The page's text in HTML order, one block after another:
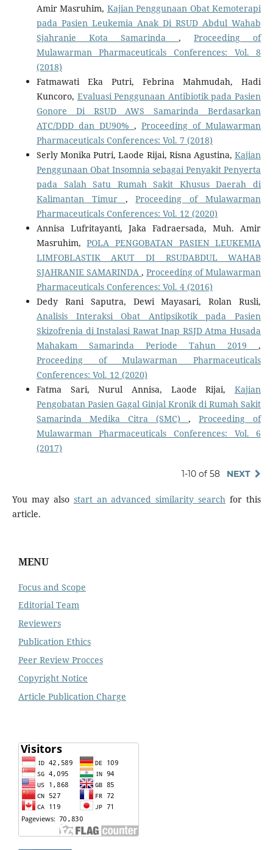
Amir Masruhim, Kajian Penggunaan Obat Kemoterapi
pada Pasien Leukemia Anak Di RSUD Abdul Wahab
Sjahranie Kota Samarinda,Proceeding of
Mulawarman Pharmaceuticals Conferences: Vol. 8
(2018)
Fatmawati Eka Putri, Febrina Mahmudah, Hadi
Kuncoro, Evaluasi Penggunaan Antibiotik pada Pasien
Gonore Di RSUD AWS Samarinda Berdasarkan
ATC/DDD dan DU90% ,Proceeding of Mulawarman
Pharmaceuticals Conferences: Vol. 7 (2018)
Serly Monika Putri, Laode Rijai, Risna Agustina,Kajian
Penggunaan Obat Insomnia sebagai Penyakit Penyerta
pada Salah Satu Rumah Sakit Khusus Daerah di
Kalimantan Timur ,Proceeding of Mulawarman
Pharmaceuticals Conferences: Vol. 12 (2020)
Annisa Lufritayanti, Jaka Fadraersada, Muh. Amir
Masruhim,POLA PENGOBATAN PASIEN LEUKEMIA
LIMFOBLASTIK AKUT DI RSUDABDUL WAHAB
SJAHRANIE SAMARINDA ,Proceeding of Mulawarman
Pharmaceuticals Conferences: Vol. 4 (2016)
Dedy Rani Saputra, Dewi Mayasari, Rolan Rusli,
Analisis Interaksi Obat Antipsikotik pada Pasien
Skizofrenia di Instalasi Rawat Inap RSJD Atma Husada
Mahakam Samarinda Periode Tahun 2019,
Proceeding of Mulawarman Pharmaceuticals
Conferences: Vol. 12 (2020)
Fatma Sari, Nurul Annisa, Laode Rijai,Kajian
Pengobatan Pasien Gagal Ginjal Kronik di Rumah Sakit
Samarinda Medika Citra (SMC),Proceeding of
Mulawarman Pharmaceuticals Conferences: Vol. 6
(2017)
1-10 of 58 NEXT
You may also start an advanced similarity search for this
article.
MENU
Focus and Scope
Editorial Team
Reviewers
Publication Ethics
Peer Review Procces
Copyright Notice
Article Publication Charge